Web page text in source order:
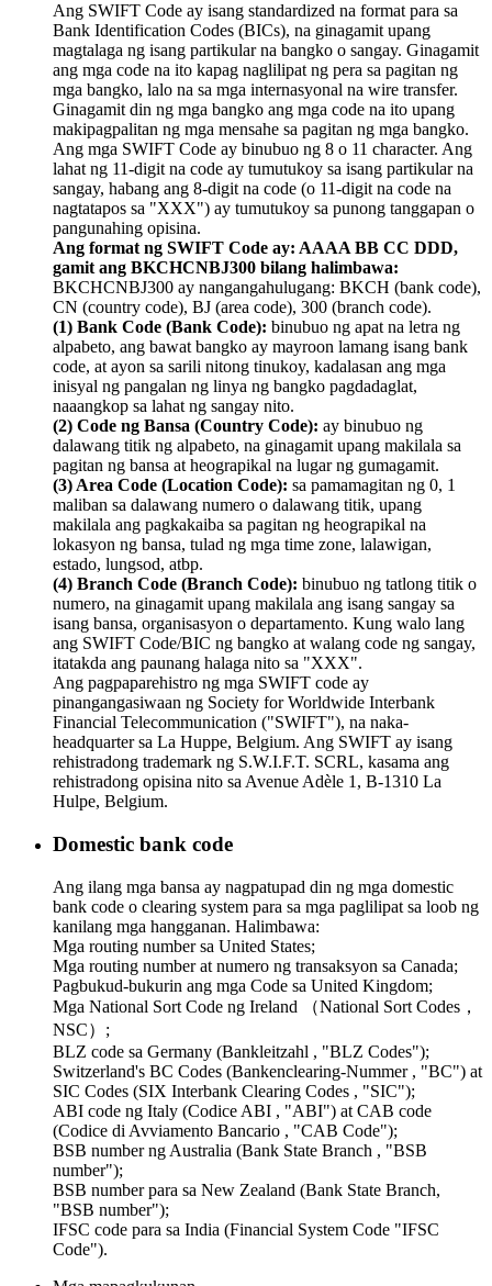
Ang SWIFT Code ay isang standardized na format para sa
Bank Identification Codes (BICs), na ginagamit upang
magtalaga ng isang partikular na bangko o sangay. Ginagamit
ang mga code na ito kapag naglilipat ng pera sa pagitan ng
mga bangko, lalo na sa mga internasyonal na wire transfer.
Ginagamit din ng mga bangko ang mga code na ito upang
makipagpalitan ng mga mensahe sa pagitan ng mga bangko.
Ang mga SWIFT Code ay binubuo ng 8 o 11 character. Ang
lahat ng 11-digit na code ay tumutukoy sa isang partikular na
sangay, habang ang 8-digit na code (o 11-digit na code na
nagtatapos sa "XXX") ay tumutukoy sa punong tanggapan o
pangunahing opisina.
Ang format ng SWIFT Code ay: AAAA BB CC DDD,
gamit ang BKCHCNBJ300 bilang halimbawa:
BKCHCNBJ300 ay nangangahulugang: BKCH (bank code),
CN (country code), BJ (area code), 300 (branch code).
(1) Bank Code (Bank Code): binubuo ng apat na letra ng
alpabeto, ang bawat bangko ay mayroon lamang isang bank
code, at ayon sa sarili nitong tinukoy, kadalasan ang mga
inisyal ng pangalan ng linya ng bangko pagdadaglat,
naaangkop sa lahat ng sangay nito.
(2) Code ng Bansa (Country Code): ay binubuo ng
dalawang titik ng alpabeto, na ginagamit upang makilala sa
pagitan ng bansa at heograpikal na lugar ng gumagamit.
(3) Area Code (Location Code): sa pamamagitan ng 0, 1
maliban sa dalawang numero o dalawang titik, upang
makilala ang pagkakaiba sa pagitan ng heograpikal na
lokasyon ng bansa, tulad ng mga time zone, lalawigan,
estado, lungsod, atbp.
(4) Branch Code (Branch Code): binubuo ng tatlong titik o
numero, na ginagamit upang makilala ang isang sangay sa
isang bansa, organisasyon o departamento. Kung walo lang
ang SWIFT Code/BIC ng bangko at walang code ng sangay,
itatakda ang paunang halaga nito sa "XXX".
Ang pagpaparehistro ng mga SWIFT code ay
pinangangasiwaan ng Society for Worldwide Interbank
Financial Telecommunication ("SWIFT"), na naka-
headquarter sa La Huppe, Belgium. Ang SWIFT ay isang
rehistradong trademark ng S.W.I.F.T. SCRL, kasama ang
rehistradong opisina nito sa Avenue Adèle 1, B-1310 La
Hulpe, Belgium.
Domestic bank code
Ang ilang mga bansa ay nagpatupad din ng mga domestic
bank code o clearing system para sa mga paglilipat sa loob ng
kanilang mga hangganan. Halimbawa:
Mga routing number sa United States;
Mga routing number at numero ng transaksyon sa Canada;
Pagbukud-bukurin ang mga Code sa United Kingdom;
Mga National Sort Code ng Ireland （National Sort Codes，
NSC）;
BLZ code sa Germany (Bankleitzahl , "BLZ Codes");
Switzerland's BC Codes (Bankenclearing-Nummer , "BC") at
SIC Codes (SIX Interbank Clearing Codes , "SIC");
ABI code ng Italy (Codice ABI , "ABI") at CAB code
(Codice di Avviamento Bancario , "CAB Code");
BSB number ng Australia (Bank State Branch , "BSB
number");
BSB number para sa New Zealand (Bank State Branch,
"BSB number");
IFSC code para sa India (Financial System Code "IFSC
Code").